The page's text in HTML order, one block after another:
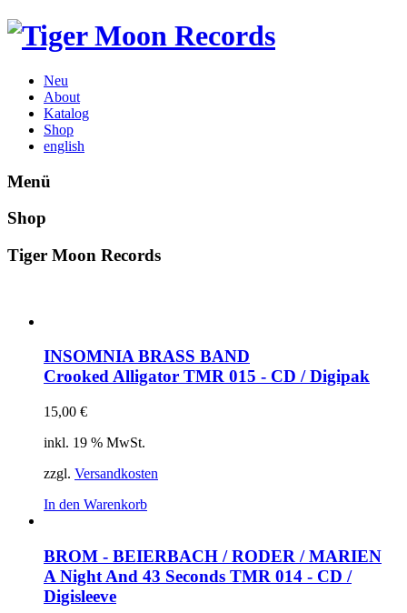
Neu
About
Katalog
Shop
english
Menü
Shop
Tiger Moon Records
INSOMNIA BRASS BAND
Crooked Alligator TMR 015 - CD / Digipak
15,00 €
inkl. 19 % MwSt.
zzgl. Versandkosten
In den Warenkorb
BROM - BEIERBACH / RODER / MARIEN
A Night And 43 Seconds TMR 014 - CD /
Digisleeve